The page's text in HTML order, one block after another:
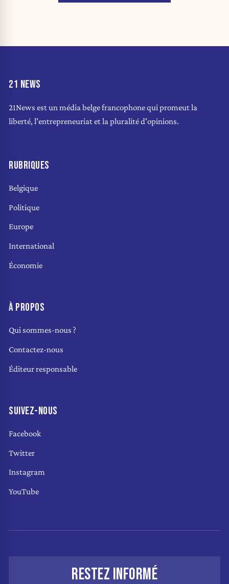
21 NEWS
21News est un média belge francophone qui promeut la
liberté, l'entrepreneuriat et la pluralité d'opinions.
RUBRIQUES
Belgique
Politique
Europe
International
Économie
À PROPOS
Qui sommes-nous ?
Contactez-nous
Éditeur responsable
SUIVEZ-NOUS
Facebook
Twitter
Instagram
YouTube
RESTEZ INFORMÉ